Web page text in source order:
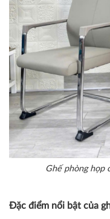
Ghế phòng họp
Đặc điểm nổi bật của